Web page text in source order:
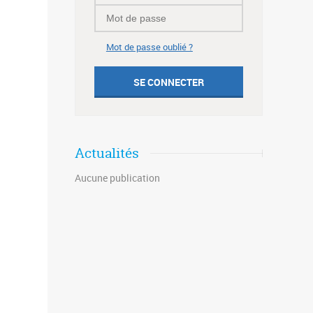
Mot de passe oublié ?
Actualités
Aucune publication